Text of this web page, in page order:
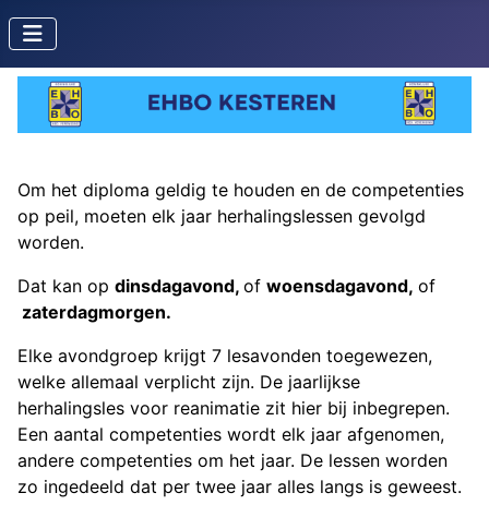
Om het diploma geldig te houden en de competenties
op peil, moeten elk jaar herhalingslessen gevolgd
worden.
Dat kan op dinsdagavond, of woensdagavond, of
zaterdagmorgen.
Elke avondgroep krijgt 7 lesavonden toegewezen,
welke allemaal verplicht zijn. De jaarlijkse
herhalingsles voor reanimatie zit hier bij inbegrepen.
Een aantal competenties wordt elk jaar afgenomen,
andere competenties om het jaar. De lessen worden
zo ingedeeld dat per twee jaar alles langs is geweest.